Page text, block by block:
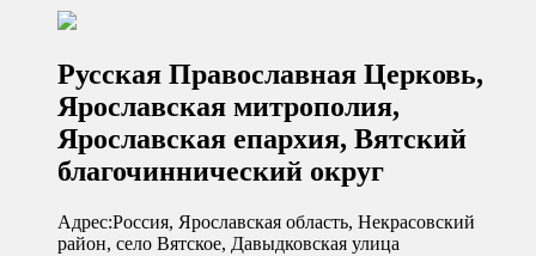
Русская Православная Церковь,
Ярославская митрополия,
Ярославская епархия, Вятский
благочиннический округ
Адрес:Россия, Ярославская область, Некрасовский
район, село Вятское, Давыдковская улица